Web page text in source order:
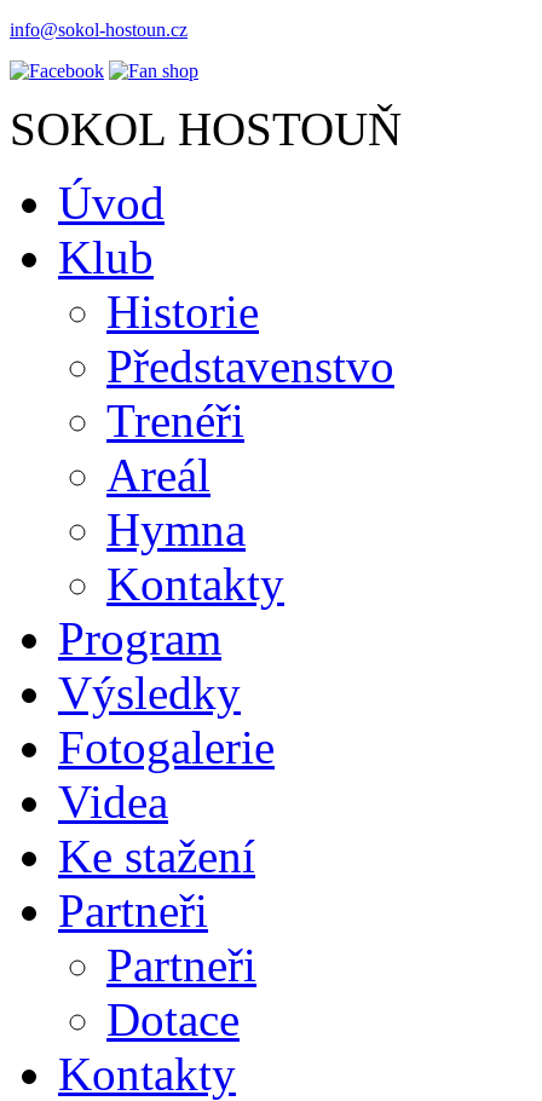
info@sokol-hostoun.cz
SOKOL HOSTOUŇ
Úvod
Klub
Historie
Představenstvo
Trenéři
Areál
Hymna
Kontakty
Program
Výsledky
Fotogalerie
Videa
Ke stažení
Partneři
Partneři
Dotace
Kontakty